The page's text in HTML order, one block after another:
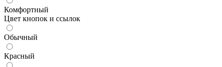
Комфортный
Цвет кнопок и ссылок
Обычный
Красный